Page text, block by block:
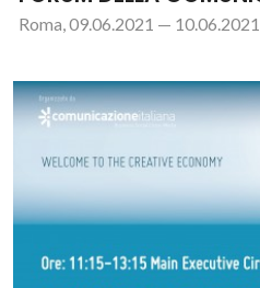
Roma, 09.06.2021 — 10.06.2021